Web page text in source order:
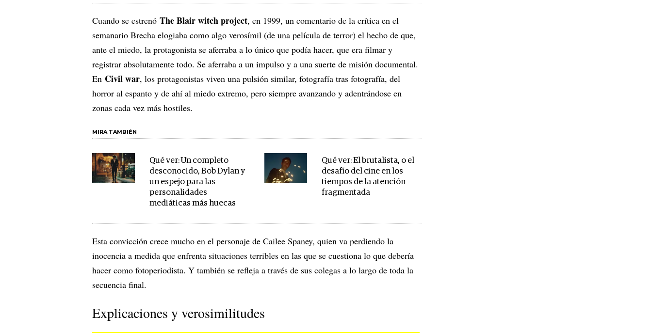
Cuando se estrenó The Blair witch project, en 1999, un comentario de la crítica en el
semanario Brecha elogiaba como algo verosímil (de una película de terror) el hecho de que,
ante el miedo, la protagonista se aferraba a lo único que podía hacer, que era filmar y
registrar absolutamente todo. Se aferraba a un impulso y a una suerte de misión documental.
En Civil war, los protagonistas viven una pulsión similar, fotografía tras fotografía, del
horror al espanto y de ahí al miedo extremo, pero siempre avanzando y adentrándose en
zonas cada vez más hostiles.
MIRA TAMBIÉN
Qué ver: Un completo
desconocido, Bob Dylan y
un espejo para las
personalidades
mediáticas más huecas
Qué ver: El brutalista, o el
desafío del cine en los
tiempos de la atención
fragmentada
Esta convicción crece mucho en el personaje de Cailee Spaney, quien va perdiendo la
inocencia a medida que enfrenta situaciones terribles en las que se cuestiona lo que debería
hacer como fotoperiodista. Y también se refleja a través de sus colegas a lo largo de toda la
secuencia final.
Explicaciones y verosimilitudes